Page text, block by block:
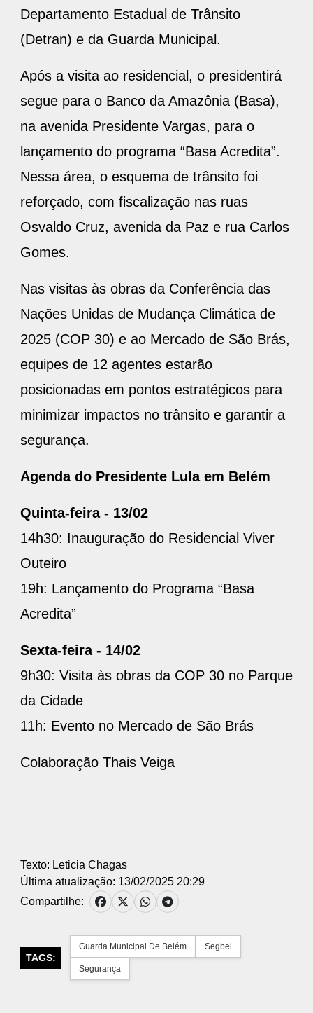
Departamento Estadual de Trânsito
(Detran) e da Guarda Municipal.
Após a visita ao residencial, o presidentirá
segue para o Banco da Amazônia (Basa),
na avenida Presidente Vargas, para o
lançamento do programa “Basa Acredita”.
Nessa área, o esquema de trânsito foi
reforçado, com fiscalização nas ruas
Osvaldo Cruz, avenida da Paz e rua Carlos
Gomes.
Nas visitas às obras da Conferência das
Nações Unidas de Mudança Climática de
2025 (COP 30) e ao Mercado de São Brás,
equipes de 12 agentes estarão
posicionadas em pontos estratégicos para
minimizar impactos no trânsito e garantir a
segurança.
Agenda do Presidente Lula em Belém
Quinta-feira - 13/02
14h30: Inauguração do Residencial Viver
Outeiro
19h: Lançamento do Programa “Basa
Acredita”
Sexta-feira - 14/02
9h30: Visita às obras da COP 30 no Parque
da Cidade
11h: Evento no Mercado de São Brás
Colaboração Thais Veiga
Texto: Leticia Chagas
Última atualização: 13/02/2025 20:29
Compartilhe:
TAGS:
Guarda Municipal De Belém Segbel
Segurança